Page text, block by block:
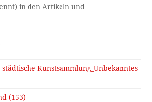
Kunstsammlung_Unbekanntes
(153)